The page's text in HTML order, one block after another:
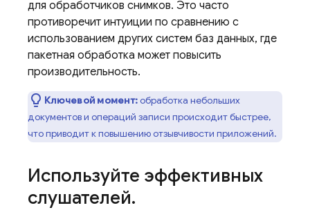
для обработчиков снимков. Это часто
противоречит интуиции по сравнению с
использованием других систем баз данных, где
пакетная обработка может повысить
производительность.
Ключевой момент:обработка небольших
документов и операций записи происходит быстрее,
что приводит к повышению отзывчивости приложений.
Используйте эффективных
слушателей.